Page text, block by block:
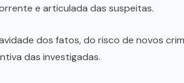
e articulada das suspeitas.
dos fatos, do risco de novos
das investigadas.